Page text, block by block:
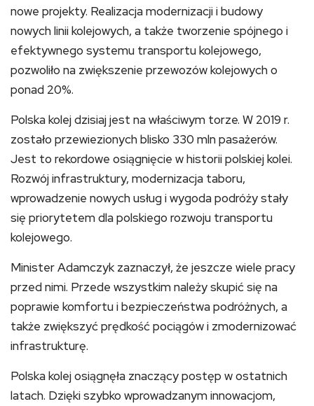
nowe projekty. Realizacja modernizacji i budowy
nowych linii kolejowych, a także tworzenie spójnego i
efektywnego systemu transportu kolejowego,
pozwoliło na zwiększenie przewozów kolejowych o
ponad 20%.
Polska kolej dzisiaj jest na właściwym torze. W 2019 r.
zostało przewiezionych blisko 330 mln pasażerów.
Jest to rekordowe osiągnięcie w historii polskiej kolei.
Rozwój infrastruktury, modernizacja taboru,
wprowadzenie nowych usług i wygoda podróży stały
się priorytetem dla polskiego rozwoju transportu
kolejowego.
Minister Adamczyk zaznaczył, że jeszcze wiele pracy
przed nimi. Przede wszystkim należy skupić się na
poprawie komfortu i bezpieczeństwa podróżnych, a
także zwiększyć prędkość pociągów i zmodernizować
infrastrukturę.
Polska kolej osiągnęła znaczący postęp w ostatnich
latach. Dzięki szybko wprowadzanym innowacjom,